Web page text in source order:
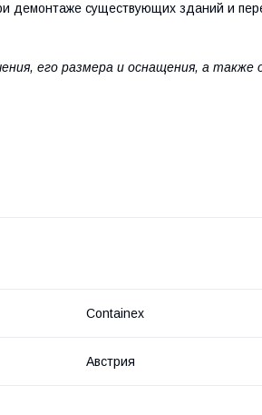
демонтаже существующих зданий и
его размера и оснащения, а
Containex
Австрия